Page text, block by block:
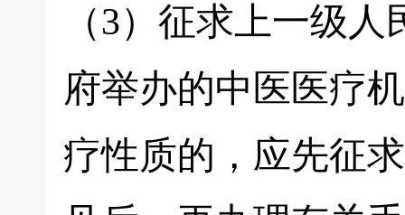
（3）征求上一级
府举办的中医医疗
疗性质的，应先征